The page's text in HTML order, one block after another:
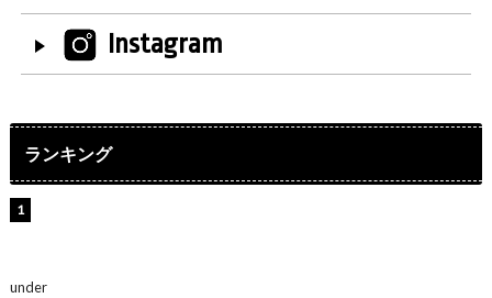
Instagram
ランキング
under